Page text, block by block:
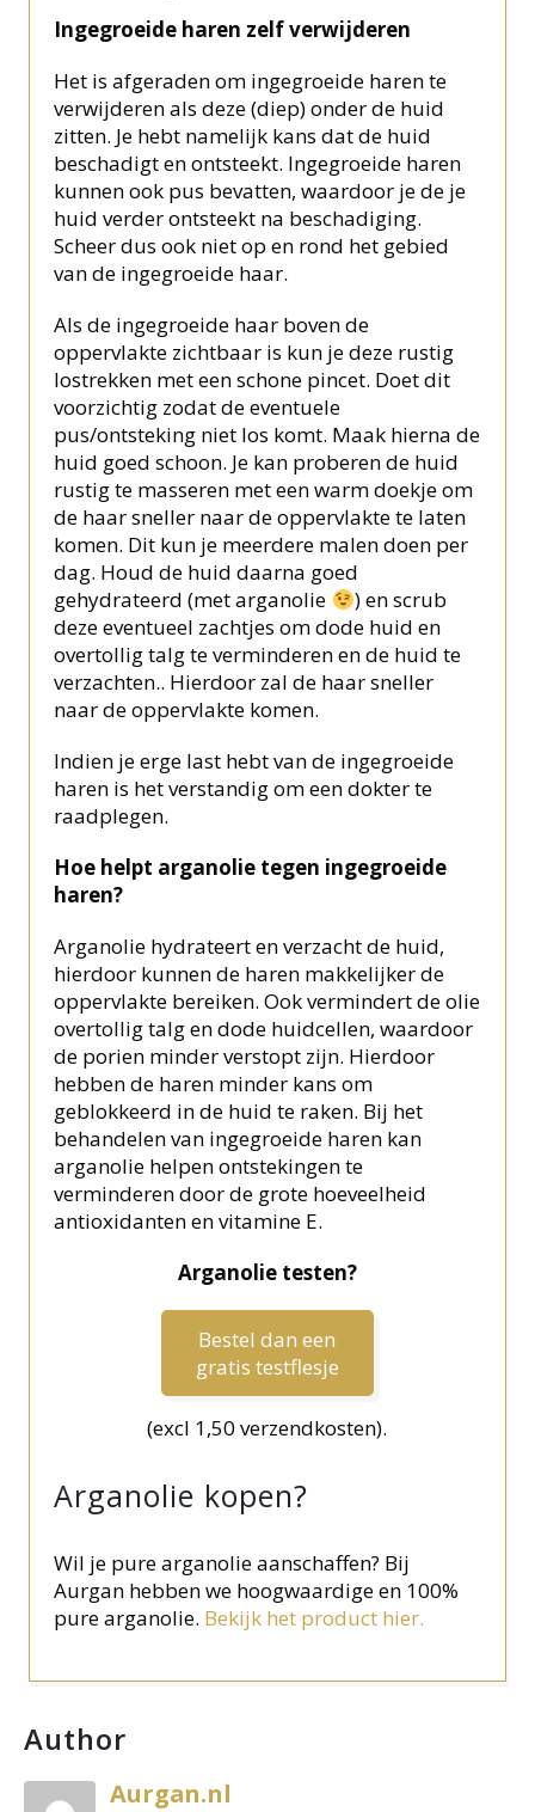
Ingegroeide haren zelf verwijderen
Het is afgeraden om ingegroeide haren te
verwijderen als deze (diep) onder de huid
zitten. Je hebt namelijk kans dat de huid
beschadigt en ontsteekt. Ingegroeide haren
kunnen ook pus bevatten, waardoor je de je
huid verder ontsteekt na beschadiging.
Scheer dus ook niet op en rond het gebied
van de ingegroeide haar.
Als de ingegroeide haar boven de
oppervlakte zichtbaar is kun je deze rustig
lostrekken met een schone pincet. Doet dit
voorzichtig zodat de eventuele
pus/ontsteking niet los komt. Maak hierna de
huid goed schoon. Je kan proberen de huid
rustig te masseren met een warm doekje om
de haar sneller naar de oppervlakte te laten
komen. Dit kun je meerdere malen doen per
dag. Houd de huid daarna goed
gehydrateerd (met arganolie
) en scrub
deze eventueel zachtjes om dode huid en
overtollig talg te verminderen en de huid te
verzachten.. Hierdoor zal de haar sneller
naar de oppervlakte komen.
Indien je erge last hebt van de ingegroeide
haren is het verstandig om een dokter te
raadplegen.
Hoe helpt arganolie tegen ingegroeide
haren?
Arganolie hydrateert en verzacht de huid,
hierdoor kunnen de haren makkelijker de
oppervlakte bereiken. Ook vermindert de olie
overtollig talg en dode huidcellen, waardoor
de porien minder verstopt zijn. Hierdoor
hebben de haren minder kans om
geblokkeerd in de huid te raken. Bij het
behandelen van ingegroeide haren kan
arganolie helpen ontstekingen te
verminderen door de grote hoeveelheid
antioxidanten en vitamine E.
Arganolie testen?
Bestel dan een
gratis testflesje
(excl 1,50 verzendkosten).
Arganolie kopen?
Wil je pure arganolie aanschaffen? Bij
Aurgan hebben we hoogwaardige en 100%
pure arganolie. Bekijk het product hier.
Author
Aurgan.nl